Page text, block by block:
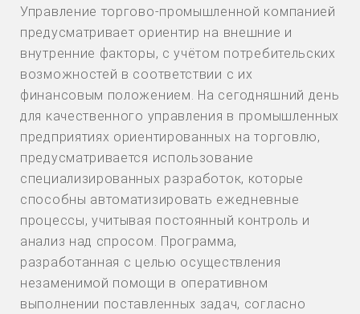
Управление торгово-промышленной компанией
предусматривает ориентир на внешние и
внутренние факторы, с учётом потребительских
возможностей в соответствии с их
финансовым положением. На сегодняшний день
для качественного управления в промышленных
предприятиях ориентированных на торговлю,
предусматривается использование
специализированных разработок, которые
способны автоматизировать ежедневные
процессы, учитывая постоянный контроль и
анализ над спросом. Программа,
разработанная с целью осуществления
незаменимой помощи в оперативном
выполнении поставленных задач, согласно